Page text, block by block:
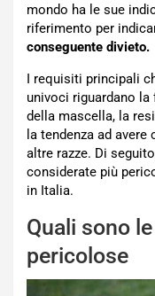
mondo ha le sue
riferimento per
conseguente divieto.
I requisiti principali
univoci riguardano
della mascella, la
la tendenza ad
altre razze. Di
considerate più
in Italia.
Quali sono
pericolose